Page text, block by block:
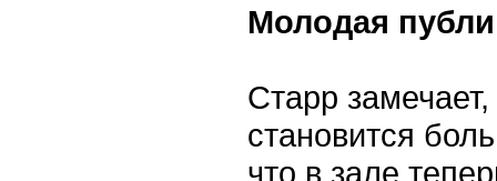
Молодая
Старр
становится
что в зале